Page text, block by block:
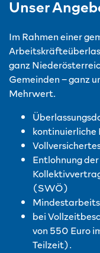
Unser
Im Rahmen einer
ganz
Gemeinden – ganz
Mehrwert.
kontinuierliche
Entlohnung
(SWÖ)
bei
von 550 Euro
Teilzeit).